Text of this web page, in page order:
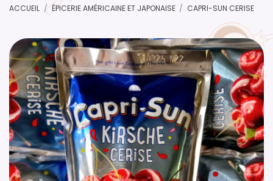
ACCUEIL ÉPICERIE AMÉRICAINE ET JAPONAISE CAPRI-SUN CERISE